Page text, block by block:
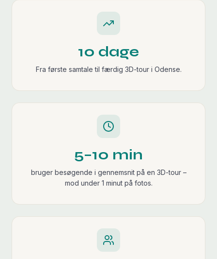
10 dage
Fra første samtale til færdig 3D-tour i Odense.
5–10 min
bruger besøgende i gennemsnit på en 3D-tour –
mod under 1 minut på fotos.